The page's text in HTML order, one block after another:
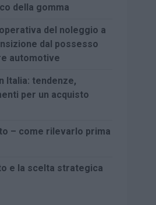
della gomma
del noleggio a
dal possesso
automotive
Italia: tendenze,
per un acquisto
– come rilevarlo prima
e la scelta strategica